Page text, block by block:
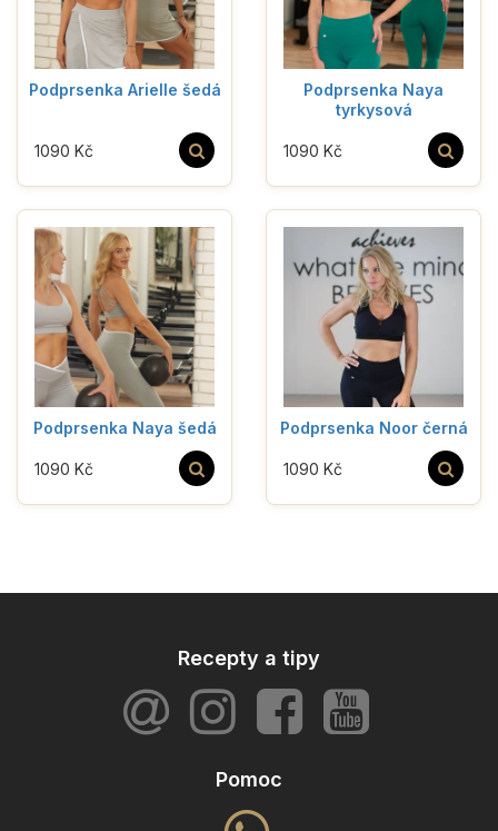
Podprsenka Arielle šedá
1090 Kč
Podprsenka Naya
tyrkysová
1090 Kč
Podprsenka Naya šedá
1090 Kč
Podprsenka Noor černá
1090 Kč
Recepty a tipy
Pomoc